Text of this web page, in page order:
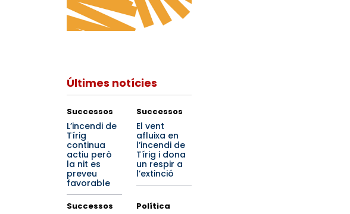
Últimes notícies
Successos
L’incendi de
Tírig
continua
actiu però
la nit es
preveu
favorable
Successos
El vent
afluixa en
l’incendi de
Tírig i dona
un respir a
l’extinció
Successos Política